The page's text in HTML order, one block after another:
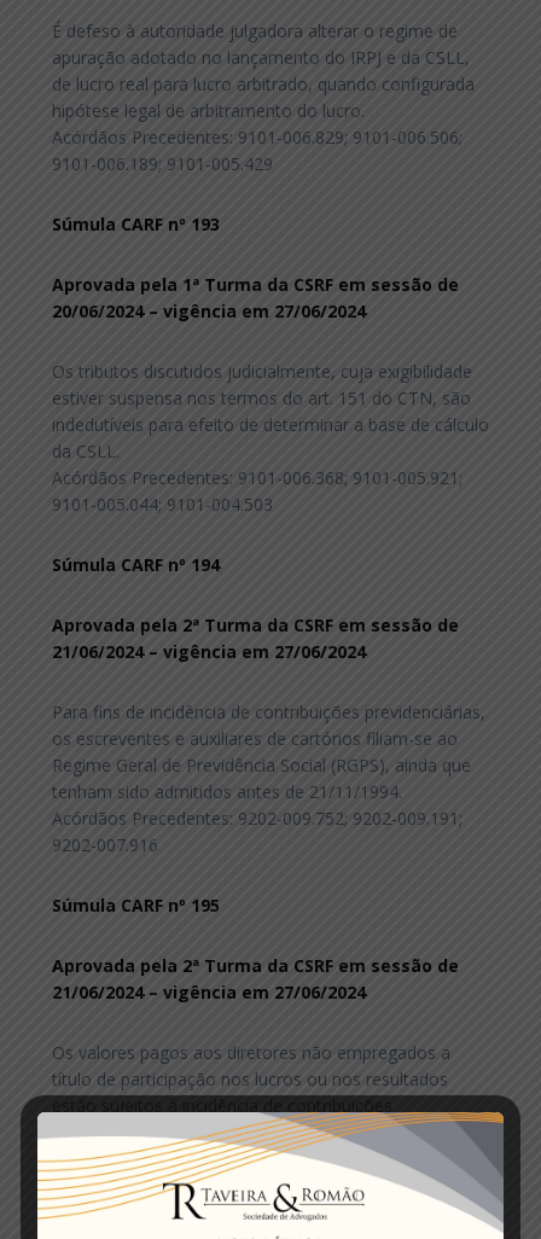
É defeso à autoridade julgadora alterar o regime de
apuração adotado no lançamento do IRPJ e da CSLL,
de lucro real para lucro arbitrado, quando configurada
hipótese legal de arbitramento do lucro.
Acórdãos Precedentes: 9101-006.829; 9101-006.506;
9101-006.189; 9101-005.429
Súmula CARF nº 193
Aprovada pela 1ª Turma da CSRF em sessão de
20/06/2024 – vigência em 27/06/2024
Os tributos discutidos judicialmente, cuja exigibilidade
estiver suspensa nos termos do art. 151 do CTN, são
indedutíveis para efeito de determinar a base de cálculo
da CSLL.
Acórdãos Precedentes: 9101-006.368; 9101-005.921;
9101-005.044; 9101-004.503
Súmula CARF nº 194
Aprovada pela 2ª Turma da CSRF em sessão de
21/06/2024 – vigência em 27/06/2024
Para fins de incidência de contribuições previdenciárias,
os escreventes e auxiliares de cartórios filiam-se ao
Regime Geral de Previdência Social (RGPS), ainda que
tenham sido admitidos antes de 21/11/1994.
Acórdãos Precedentes: 9202-009.752; 9202-009.191;
9202-007.916
Súmula CARF nº 195
Aprovada pela 2ª Turma da CSRF em sessão de
21/06/2024 – vigência em 27/06/2024
Os valores pagos aos diretores não empregados a
título de participação nos lucros ou nos resultados
previdenciárias.
Acórdãos Precedentes: 9202-011.036; 9202.010.258;
9202-009.919